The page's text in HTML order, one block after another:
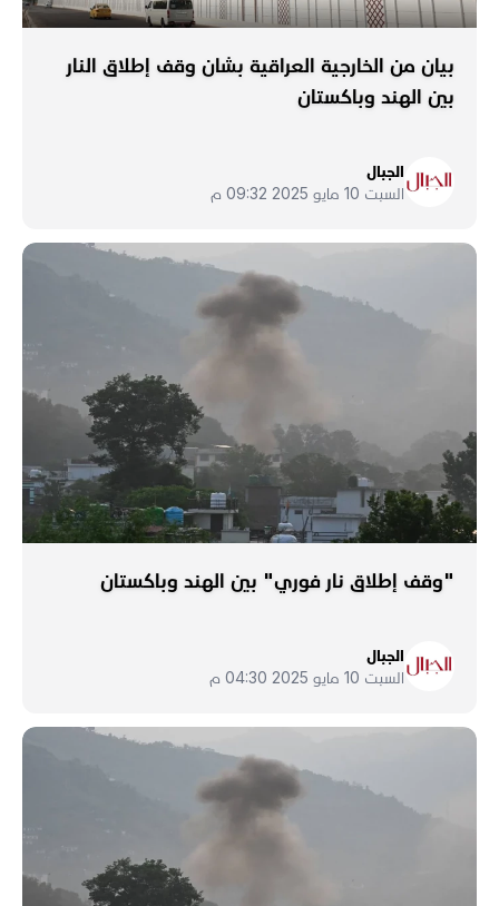
بيان من الخارجية العراقية بشان وقف إطلاق النار
بين الهند وباكستان
الجبال
السبت 10 مايو 2025 09:32 م
"وقف إطلاق نار فوري" بين الهند وباكستان
الجبال
السبت 10 مايو 2025 04:30 م